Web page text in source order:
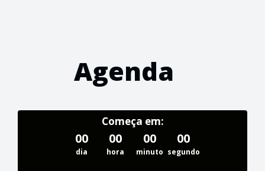
Agenda
Começa em:
00
dia
00
hora
00
minuto
00
segundo